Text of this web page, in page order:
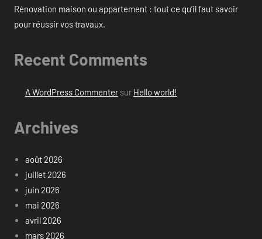
Rénovation maison ou appartement : tout ce qu’il faut savoir
pour réussir vos travaux.
Recent Comments
A WordPress Commentersur Hello world!
Archives
août 2026
juillet 2026
juin 2026
mai 2026
avril 2026
mars 2026